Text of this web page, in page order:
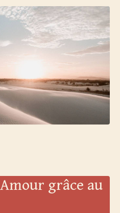
grâce au